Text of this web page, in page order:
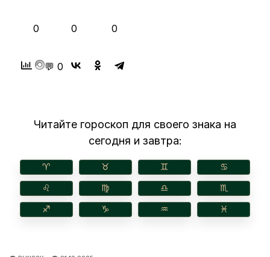
0 0 0
💬 0
Читайте гороскоп для своего знака на
сегодня и завтра:
♈︎ ♉︎ ♊︎ ♋︎
♌︎ ♍︎ ♎︎ ♏︎
♐︎ ♑︎ ♒︎ ♓︎